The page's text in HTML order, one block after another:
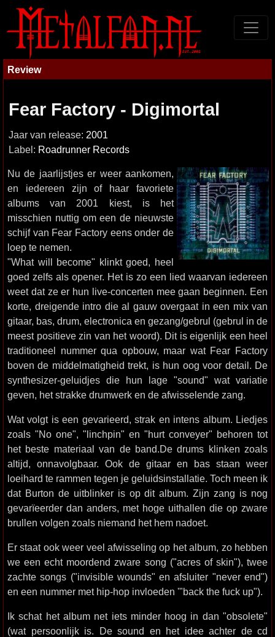
Review
Fear Factory - Digimortal
Jaar van release: 2001
Label: Roadrunner Records
Nu de jaarlijstjes er weer aankomen,
en iedereen zijn of haar favoriete
albums van 2001 kiest, is het
misschien nuttig om een de nieuwste
schijf van Fear Factory eens onder de
loep te nemen.
"What will become" klinkt goed, heel
goed zelfs als opener. Het is zo een lied waarvan iedereen
weet dat ze er hun live-concerten mee gaan beginnen. Een
korte, dreigende intro die al gauw overgaat in een mix van
gitaar, bas, drum, electronica en gezang/gebrul (gebrul in de
meest positieve zin van het woord). Dit is eigenlijk een heel
traditioneel nummer qua opbouw, maar wat Fear Factory
boven de middelmatigheid trekt, is hun oog voor detail. De
synthesizer-geluidjes die hun lage "sound" wat variatie
geven, het strakke drumwerk en de afwisselende zang.
Wat volgt is een gevarieerd, strak en intens album. Liedjes
zoals "No one", "linchpin" en "hurt conveyer" behoren tot
het beste materiaal van de band.De drums klinken zoals
altijd, onnavolgbaar. Ook de gitaar en bas staan weer
loeihard te rammen tegen je geluidsinstallatie. Toch meen ik
dat Burton de uitblinker is op dit album. Zijn zang is nog
gevarïeerder dan anders, met hoge uithallen die op zware
brullen volgen zoals niemand het hem nadoet.
Er staat ook weer veel afwisseling op het album, zo hebben
we een echt moordend zware song ("acres of skin"), twee
zachte songs ("invisible wounds" en afsluiter "never end")
en een nummer met hip-hop invloeden '"back the fuck up").
Ik schat het album net iets minder hoog in dan "obsolete"
(wat persoonlijk is. De sound en het idee achter de cd